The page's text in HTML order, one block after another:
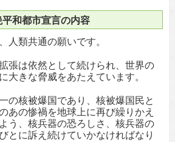
和都市宣言の内容
人類共通の願いです。
張は依然として続けられ、世界の
大きな脅威をあたえています。
の核被爆国であり、核被爆国民と
あの惨禍を地球上に再び繰りかえ
う、核兵器の恐ろしさ、核兵器の
とに訴え続けていかなければなり